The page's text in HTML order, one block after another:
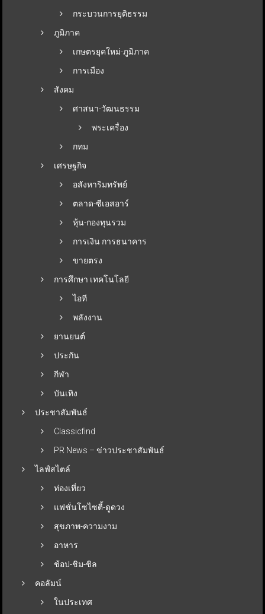
กระบวนการยุติธรรม
ภูมิภาค
เกษตรยุคใหม่-ภูมิภาค
การเมือง
สังคม
ศาสนา-วัฒนธรรม
พระเครื่อง
กทม
เศรษฐกิจ
อสังหาริมทรัพย์
ตลาด-ซีเอสอาร์
หุ้น-กองทุนรวม
การเงิน การธนาคาร
ขายตรง
การศึกษา เทคโนโลยี
ไอที
พลังงาน
ยานยนต์
ประกัน
กีฬา
บันเทิง
ประชาสัมพันธ์
Classicfind
PR News – ข่าวประชาสัมพันธ์
ไลฟ์สไตล์
ท่องเที่ยว
แฟชั่นโซไซตี้-ดูดวง
สุขภาพ-ความงาม
อาหาร
ช้อป-ชิม-ชิล
คอลัมน์
ในประเทศ